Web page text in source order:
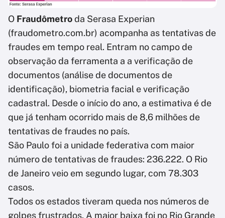
O Fraudômetroda Serasa Experian
(fraudometro.com.br) acompanha as tentativas de
fraudes em tempo real. Entram no campo de
observação da ferramenta a a verificação de
documentos (análise de documentos de
identificação), biometria facial e verificação
cadastral. Desde o início do ano, a estimativa é de
que já tenham ocorrido mais de 8,6 milhões de
tentativas de fraudes no país.
São Paulo foi a unidade federativa com maior
número de tentativas de fraudes: 236.222. O Rio
de Janeiro veio em segundo lugar, com 78.303
casos.
Todos os estados tiveram queda nos números de
golpes frustrados. A maior baixa foi no Rio Grande